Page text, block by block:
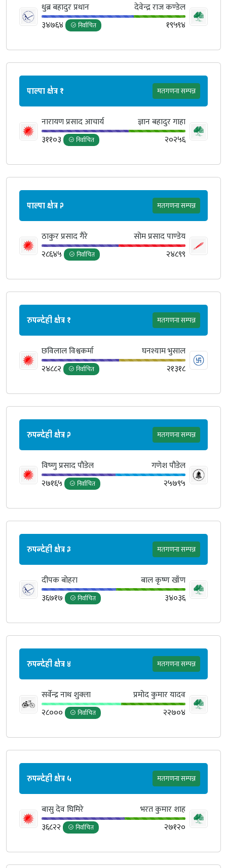
धुब्र बहादुर प्रधान
देवेन्‍द्र राज क‌ण्डेल
३४७६४
निर्वाचित १९५९४
पाल्पा क्षेत्र १ मतगणना सम्पन्न
नारायण प्रसाद आचार्य
ज्ञान बहादुर गाहा
३११०३
निर्वाचित २०२५६
पाल्पा क्षेत्र २ मतगणना सम्पन्न
ठाकुर प्रसाद गैरे
सोम प्रसाद पाण्डेय
२८६४५
निर्वाचित २४८९९
रुपन्देही क्षेत्र १ मतगणना सम्पन्न
छविलाल विश्वकर्मा
घनश्याम भुसाल
२४८८२
निर्वाचित २१३१८
रुपन्देही क्षेत्र २ मतगणना सम्पन्न
विष्‍णु प्रसाद पौडेल
गणेश पौडेल
२७१६५
निर्वाचित २५७९५
रुपन्देही क्षेत्र ३ मतगणना सम्पन्न
दीपक बोहरा
बाल कृष्ण खाँण
३६७१७
निर्वाचित ३४०३६
रुपन्देही क्षेत्र ४ मतगणना सम्पन्न
सर्वेन्द्र नाथ शुक्ला
प्रमोद कुमार यादव
२८०००
निर्वाचित २२७०४
रुपन्देही क्षेत्र ५ मतगणना सम्पन्न
बासु देव घिमिरे
भरत कुमार शाह
३६८२२
निर्वाचित २७१२०